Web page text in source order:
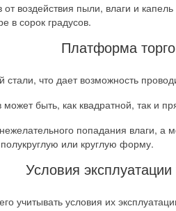
воздействия пыли, влаги и
в сорок градусов.
Платформа
что дает возможность
быть, как квадратной, так и
попадания влаги, а
или круглую форму.
Условия
учитывать условия их